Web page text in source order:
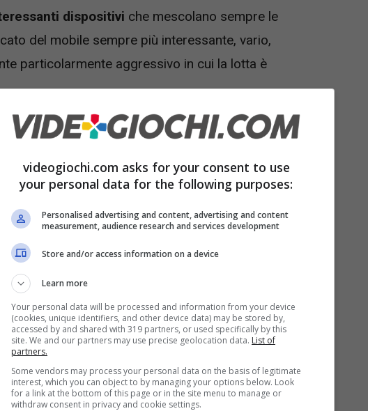
dispositivi che mescolano sempre le
del mobile sempre più interessante, vario,
particolarmente aggressivo in cui la lotta è
un nuovo modello di smartphone di
vostro e che potrebbe fare veramente la
utenti che fanno l’investimento iniziale
nuovo
nuovo Samsung Galaxy A17
smartphone di alta qualità con un design
uno spessore di soli7.5 mme delle rifiniture
videogiochi.com asks for your consent to use
your personal data for the following purposes:
Personalised advertising and content, advertising and content
measurement, audience research and services development
Store and/or access information on a device
Learn more
Your personal data will be processed and information from your device
(cookies, unique identifiers, and other device data) may be stored by,
accessed by and shared with 319 partners, or used specifically by this
site. We and our partners may use precise geolocation data. List of
partners.
Some vendors may process your personal data on the basis of legitimate
interest, which you can object to by managing your options below. Look
for a link at the bottom of this page or in the site menu to manage or
withdraw consent in privacy and cookie settings.